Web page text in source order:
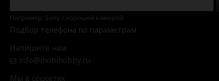
Например: Sony c хорошей камерой
Подбор телефона по параметрам
Напишите нам
info@mobihobby.ru
Мы в соцсетях